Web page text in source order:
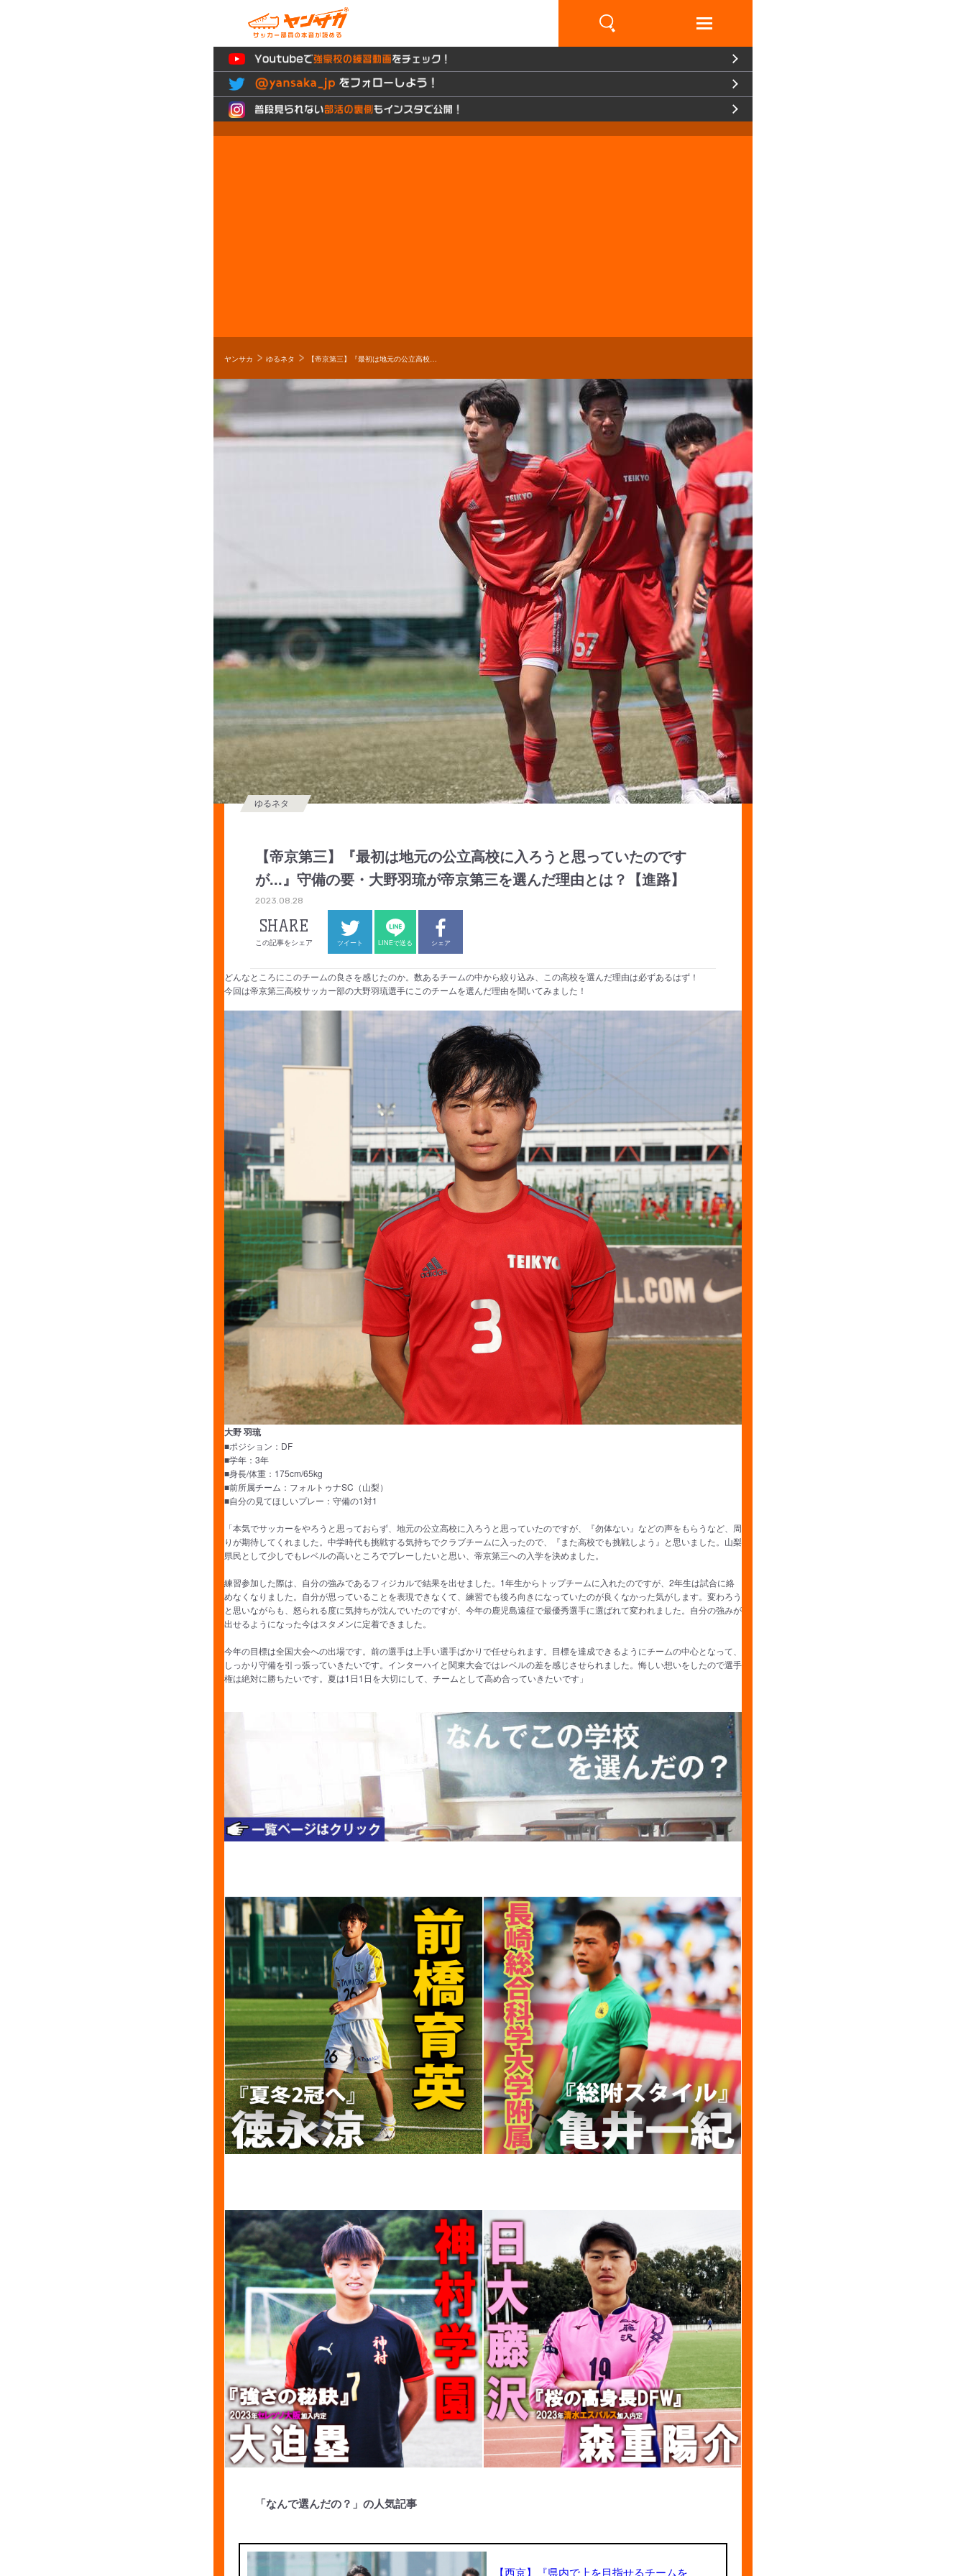
ヤンサカ ゆるネタ 【帝京第三】『最初は地元の公立高校に入ろうと思っていたのですが...』守備の要・大野羽琉が帝京第三を選んだ理由とは？【進路】
【帝京第三】『最初は地元の公立高校に入ろうと思っていたのです
が...』守備の要・大野羽琉が帝京第三を選んだ理由とは？【進路】
ゆるネタ
2023.08.28
SHARE
この記事をシェア ツイート LINEで送る シェア
どんなところにこのチームの良さを感じたのか。数あるチームの中から絞り込み、この高校を選んだ理由は必ずあるはず！
今回は帝京第三高校サッカー部の大野羽琉選手にこのチームを選んだ理由を聞いてみました！
大野 羽琉
■ポジション：DF
■学年：3年
■身長/体重：175cm/65kg
■前所属チーム：フォルトゥナSC（山梨）
■自分の見てほしいプレー：守備の1対1
「本気でサッカーをやろうと思っておらず、地元の公立高校に入ろうと思っていたのですが、『勿体ない』などの声をもらうなど、周
りが期待してくれました。中学時代も挑戦する気持ちでクラブチームに入ったので、『また高校でも挑戦しよう』と思いました。山梨
県民として少しでもレベルの高いところでプレーしたいと思い、帝京第三への入学を決めました。
練習参加した際は、自分の強みであるフィジカルで結果を出せました。1年生からトップチームに入れたのですが、2年生は試合に絡
めなくなりました。自分が思っていることを表現できなくて、練習でも後ろ向きになっていたのが良くなかった気がします。変わろう
と思いながらも、怒られる度に気持ちが沈んでいたのですが、今年の鹿児島遠征で最優秀選手に選ばれて変われました。自分の強みが
出せるようになった今はスタメンに定着できました。
今年の目標は全国大会への出場です。前の選手は上手い選手ばかりで任せられます。目標を達成できるようにチームの中心となって、
しっかり守備を引っ張っていきたいです。インターハイと関東大会ではレベルの差を感じさせられました。悔しい想いをしたので選手
権は絶対に勝ちたいです。夏は1日1日を大切にして、チームとして高め合っていきたいです」
「なんで選んだの？」の人気記事
【西京】『県内で上を目指せるチームを